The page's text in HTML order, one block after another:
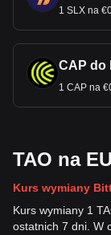
1 SLX na
CAP do
1 CAP na
TAO na
Kurs wymiany
Kurs wymiany 1
ostatnich 7 dni. W